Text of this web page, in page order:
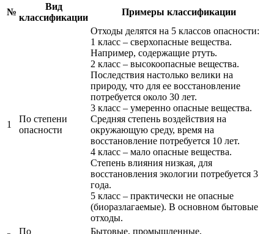
№
Вид
классификации
Примеры классификации
1
По степени
опасности
Отходы делятся на 5 классов опасности:
1 класс – сверхопасные вещества.
Например, содержащие ртуть.
2 класс – высокоопасные вещества.
Последствия настолько велики на
природу, что для ее восстановление
потребуется около 30 лет.
3 класс – умеренно опасные вещества.
Средняя степень воздействия на
окружающую среду, время на
восстановление потребуется 10 лет.
4 класс – мало опасные вещества.
Степень влияния низкая, для
восстановления экологии потребуется 3
года.
5 класс – практически не опасные
(биоразлагаемые). В основном бытовые
отходы.
По
Бытовые, промышленные,